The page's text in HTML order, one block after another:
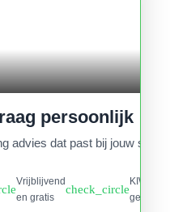
persoonlijk
advies dat past bij jouw
Vrijblijvend
en gratis
check_circle
KIWA